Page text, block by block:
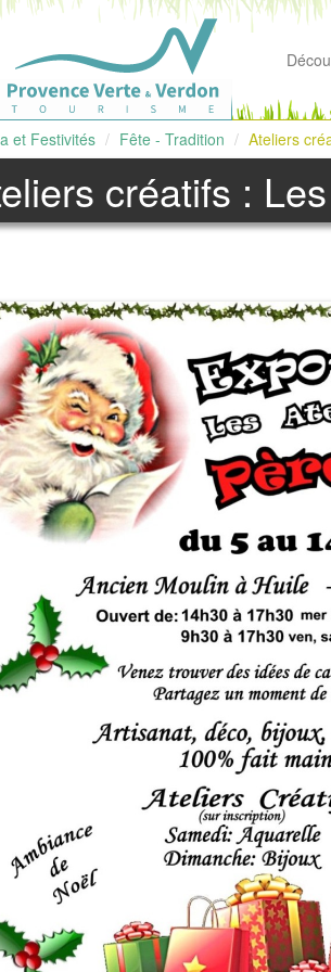
et Festivités Fête - Tradition Ateliers
créatifs :